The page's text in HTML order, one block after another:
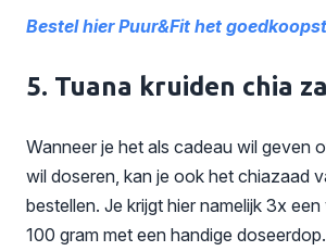
Bestel hier Puur&Fit het
5. Tuana kruiden chia
Wanneer je het als cadeau wil geven
wil doseren, kan je ook het chiazaad
bestellen. Je krijgt hier namelijk 3x
100 gram met een handige